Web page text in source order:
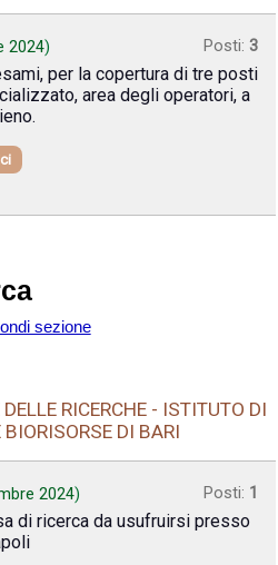
2024) Posti: 3
per la copertura di tre posti
area degli operatori, a
sezione
RICERCHE - ISTITUTO DI
DI BARI
2024) Posti: 1
di ricerca da usufruirsi presso